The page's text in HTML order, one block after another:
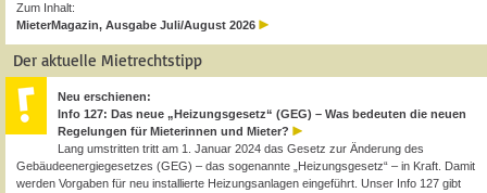
Zum Inhalt:
MieterMagazin, Ausgabe Juli/August 2026
Der aktuelle Mietrechtstipp
Neu erschienen:
Info 127: Das neue „Heizungsgesetz“ (GEG) – Was bedeuten die neuen
Regelungen für Mieterinnen und Mieter?
Lang umstritten tritt am 1. Januar 2024 das Gesetz zur Änderung des
Gebäudeenergiegesetzes (GEG) – das sogenannte „Heizungsgesetz“ – in Kraft. Damit
werden Vorgaben für neu installierte Heizungsanlagen eingeführt. Unser Info 127 gibt